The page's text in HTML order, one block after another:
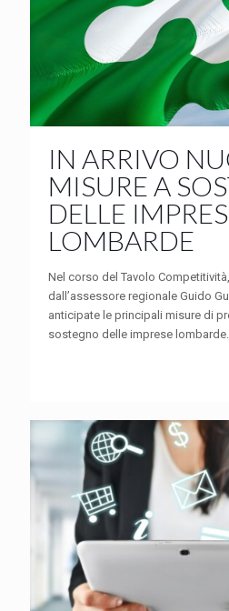
IN ARRIVO
MISURE A
DELLE
LOMBARDE
Nel corso del Tavolo
dall’assessore regionale Guido
anticipate le principali misure di
sostegno delle imprese